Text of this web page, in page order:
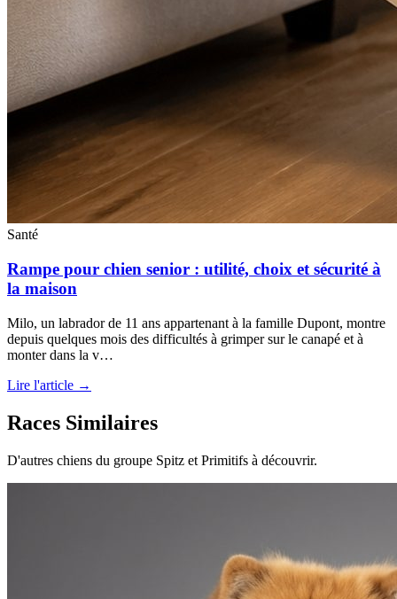
Santé
Rampe pour chien senior : utilité, choix et sécurité à
la maison
Milo, un labrador de 11 ans appartenant à la famille Dupont, montre
depuis quelques mois des difficultés à grimper sur le canapé et à
monter dans la v…
Lire l'article →
Races Similaires
D'autres chiens du groupe Spitz et Primitifs à découvrir.